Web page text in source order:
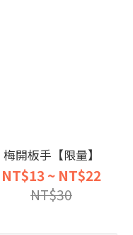
梅開板手【限量】
NT$13 ~ NT$22
NT$30